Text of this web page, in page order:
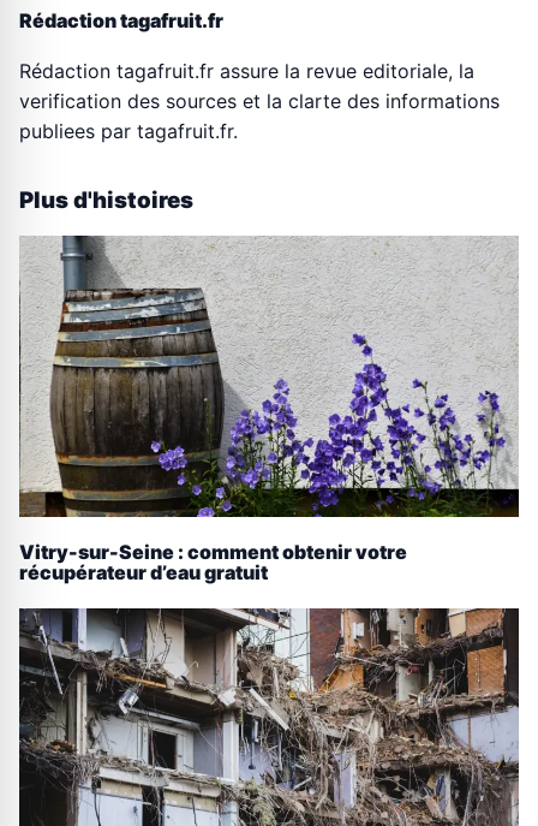
Rédaction tagafruit.fr
Rédaction tagafruit.fr assure la revue editoriale, la
verification des sources et la clarte des informations
publiees par tagafruit.fr.
Plus d'histoires
Vitry-sur-Seine : comment obtenir votre
récupérateur d’eau gratuit